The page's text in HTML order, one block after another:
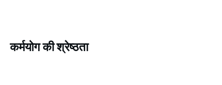
कर्मयोग की श्रेष्ठता